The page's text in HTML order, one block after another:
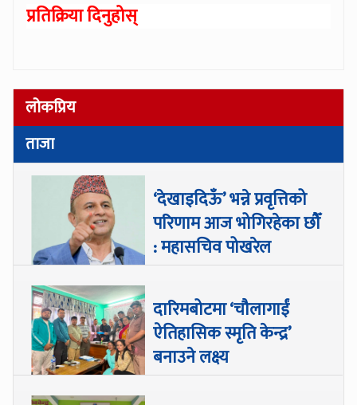
प्रतिक्रिया दिनुहोस्
लोकप्रिय
ताजा
‘देखाइदिऊँ’ भन्ने प्रवृत्तिको
परिणाम आज भोगिरहेका छौँ
: महासचिव पोखरेल
दारिमबोटमा ‘चौलागाईं
ऐतिहासिक स्मृति केन्द्र’
बनाउने लक्ष्य